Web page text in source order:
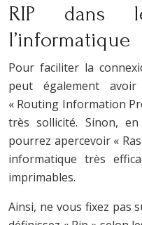
RIP dans
l’informatique
Pour faciliter la
peut également
« Routing Information
très sollicité. Sinon,
pourrez apercevoir «
informatique très
imprimables.
Ainsi, ne vous fixez pas